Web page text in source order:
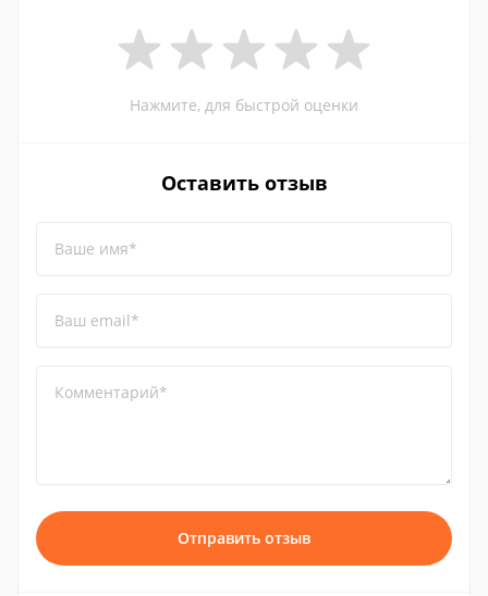
Нажмите, для быстрой оценки
Оставить отзыв
Ваше имя*
Ваш email*
Комментарий*
Отправить отзыв